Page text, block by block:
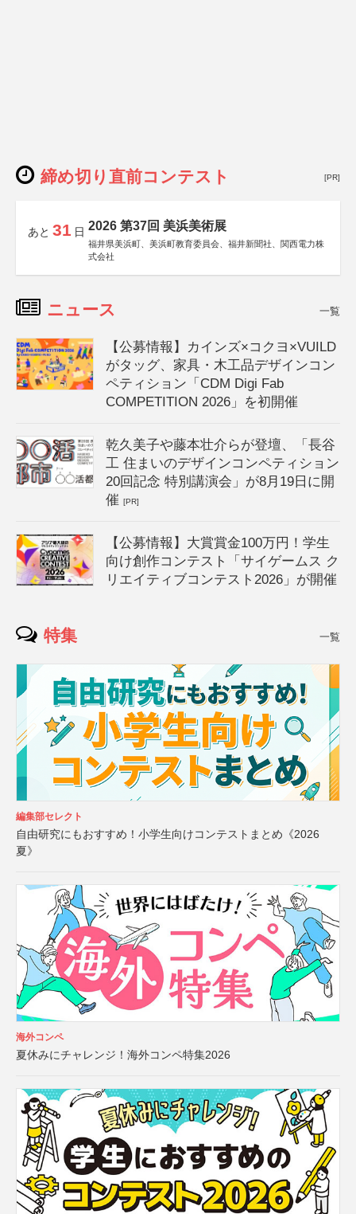
締め切り直前コンテスト [PR]
あと 31 日 2026 第37回 美浜美術展
福井県美浜町、美浜町教育委員会、福井新聞社、関西電力株
式会社
ニュース 一覧
【公募情報】カインズ×コクヨ×VUILD
がタッグ、家具・木工品デザインコン
ペティション「CDM Digi Fab
COMPETITION 2026」を初開催
乾久美子や藤本壮介らが登壇、「長谷
工 住まいのデザインコンペティション
20回記念 特別講演会」が8月19日に開
催[PR]
【公募情報】大賞賞金100万円！学生
向け創作コンテスト「サイゲームス ク
リエイティブコンテスト2026」が開催
特集 一覧
編集部セレクト
自由研究にもおすすめ！小学生向けコンテストまとめ《2026
夏》
海外コンペ
夏休みにチャレンジ！海外コンペ特集2026